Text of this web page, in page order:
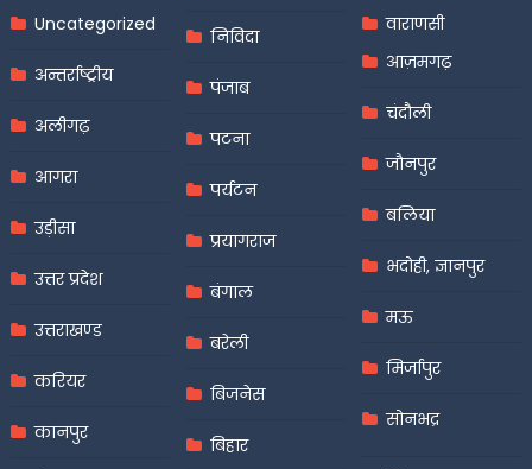
Uncategorized
अन्तर्राष्ट्रीय
अलीगढ़
आगरा
उड़ीसा
उत्तर प्रदेश
उत्तराखण्ड
करियर
कानपुर
निविदा
पंजाब
पटना
पर्यटन
प्रयागराज
बंगाल
बरेली
बिजनेस
बिहार
वाराणसी
आज़मगढ़
चंदौली
जौनपुर
बलिया
भदोही, ज्ञानपुर
मऊ
मिर्जापुर
सोनभद्र